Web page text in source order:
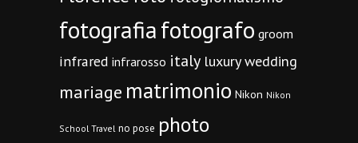
fotografiafotografo groom
infrared infrarosso italy luxury wedding
mariage matrimonio Nikon Nikon
School Travel no pose photo